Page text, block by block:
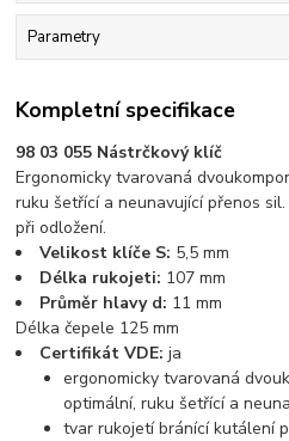
Parametry
Kompletní specifikace
98 03 055 Nástrčkový klíč
Ergonomicky tvarovaná
ruku šetřící a neunavující přenos
při odložení.
Velikost klíče S: 5,5 mm
Délka rukojeti: 107 mm
Průměr hlavy d: 11 mm
Délka čepele 125 mm
Certifikát VDE:ja
ergonomicky tvarovaná
optimální, ruku šetřící a
tvar rukojetí bránící kutálení